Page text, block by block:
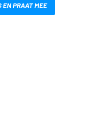
PRAAT MEE